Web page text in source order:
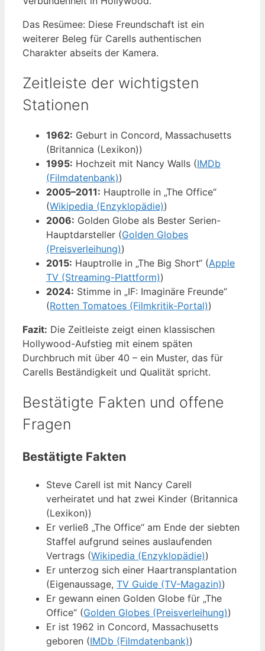
Das Resümee: Diese Freundschaft ist ein
weiterer Beleg für Carells authentischen
Charakter abseits der Kamera.
Zeitleiste der wichtigsten
Stationen
1962: Geburt in Concord, Massachusetts
(Britannica (Lexikon))
1995: Hochzeit mit Nancy Walls (IMDb
(Filmdatenbank))
2005–2011: Hauptrolle in „The Office“
(Wikipedia (Enzyklopädie))
2006: Golden Globe als Bester Serien-
Hauptdarsteller (Golden Globes
(Preisverleihung))
2015: Hauptrolle in „The Big Short“ (Apple
TV (Streaming-Plattform))
2024: Stimme in „IF: Imaginäre Freunde“
(Rotten Tomatoes (Filmkritik-Portal))
Fazit: Die Zeitleiste zeigt einen klassischen
Hollywood-Aufstieg mit einem späten
Durchbruch mit über 40 – ein Muster, das für
Carells Beständigkeit und Qualität spricht.
Bestätigte Fakten und offene
Fragen
Bestätigte Fakten
Steve Carell ist mit Nancy Carell
verheiratet und hat zwei Kinder (Britannica
(Lexikon))
Er verließ „The Office“ am Ende der siebten
Staffel aufgrund seines auslaufenden
Vertrags (Wikipedia (Enzyklopädie))
Er unterzog sich einer Haartransplantation
(Eigenaussage, TV Guide (TV-Magazin))
Er gewann einen Golden Globe für „The
Office“ (Golden Globes (Preisverleihung))
Er ist 1962 in Concord, Massachusetts
geboren (IMDb (Filmdatenbank))